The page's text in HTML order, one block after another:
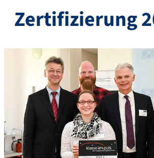
Zertifizierung